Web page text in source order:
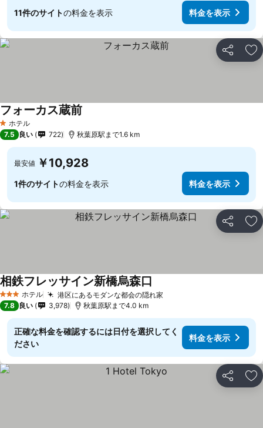
11件のサイトの料金を表示 料金を表示
シェア お
1 ホテルのランク
ホテル
フォーカス蔵前
7.5 良い 722 秋葉原駅まで1.6 km
最安値 ￥10,928
1件のサイトの料金を表示 料金を表示
シェア お
3 ホテルのランク
ホテル 港区にあるモダンな都会の隠れ家
相鉄フレッサイン新橋烏森口
7.8 良い 3,978 秋葉原駅まで4.0 km
正確な料金を確認するには日付を選択してく
ださい
料金を表示
シェア お